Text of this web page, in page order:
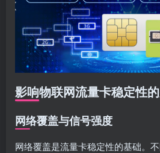
影响物联网流量卡稳定性
网络覆盖与信号强度
网络覆盖是流量卡稳定性的基础。